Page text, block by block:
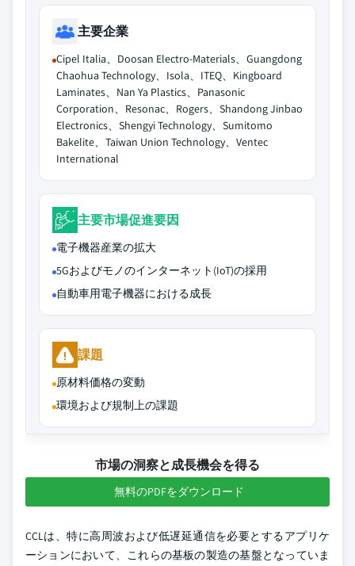
主要企業
Cipel Italia、Doosan Electro-Materials、Guangdong
Chaohua Technology、Isola、ITEQ、Kingboard
Laminates、Nan Ya Plastics、Panasonic
Corporation、Resonac、Rogers、Shandong Jinbao
Electronics、Shengyi Technology、Sumitomo
Bakelite、Taiwan Union Technology、Ventec
International
主要市場促進要因
電子機器産業の拡大
5Gおよびモノのインターネット(IoT)の採用
自動車用電子機器における成長
課題
原材料価格の変動
環境および規制上の課題
市場の洞察と成長機会を得る
無料のPDFをダウンロード
CCLは、特に高周波および低遅延通信を必要とするアプリケ
ーションにおいて、これらの基板の製造の基盤となっていま